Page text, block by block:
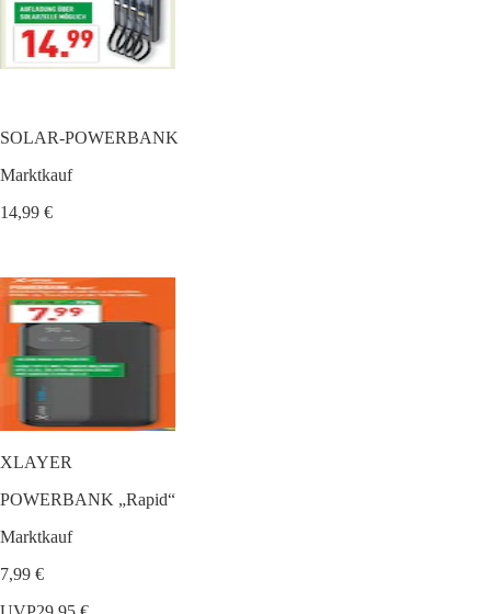
SOLAR-POWERBANK
Marktkauf
14,99 €
XLAYER
POWERBANK „Rapid“
Marktkauf
7,99 €